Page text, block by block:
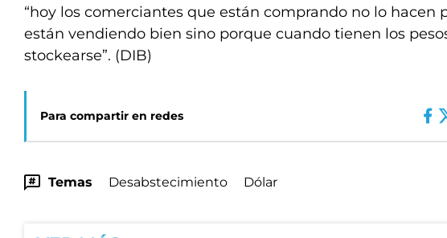
“hoy los comerciantes que están comprando no lo hacen
están vendiendo bien sino porque cuando tienen los
stockearse”. (DIB)
Para compartir en redes
Temas Desabstecimiento Dólar